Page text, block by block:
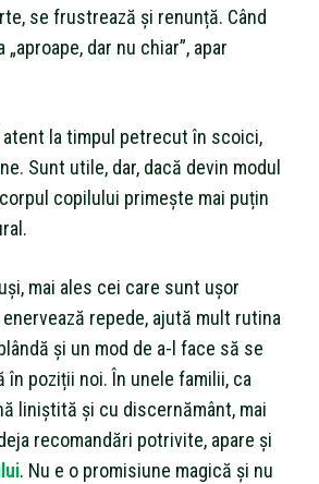
se frustrează și renunță. Când
dar nu chiar”, apar
atent la timpul petrecut în scoici,
Sunt utile, dar, dacă devin modul
copilului primește mai puțin
mai ales cei care sunt ușor
repede, ajută mult rutina
și un mod de a-l face să se
în poziții noi. În unele familii, ca
liniștită și cu discernământ, mai
recomandări potrivite, apare și
. Nu e o promisiune magică și nu